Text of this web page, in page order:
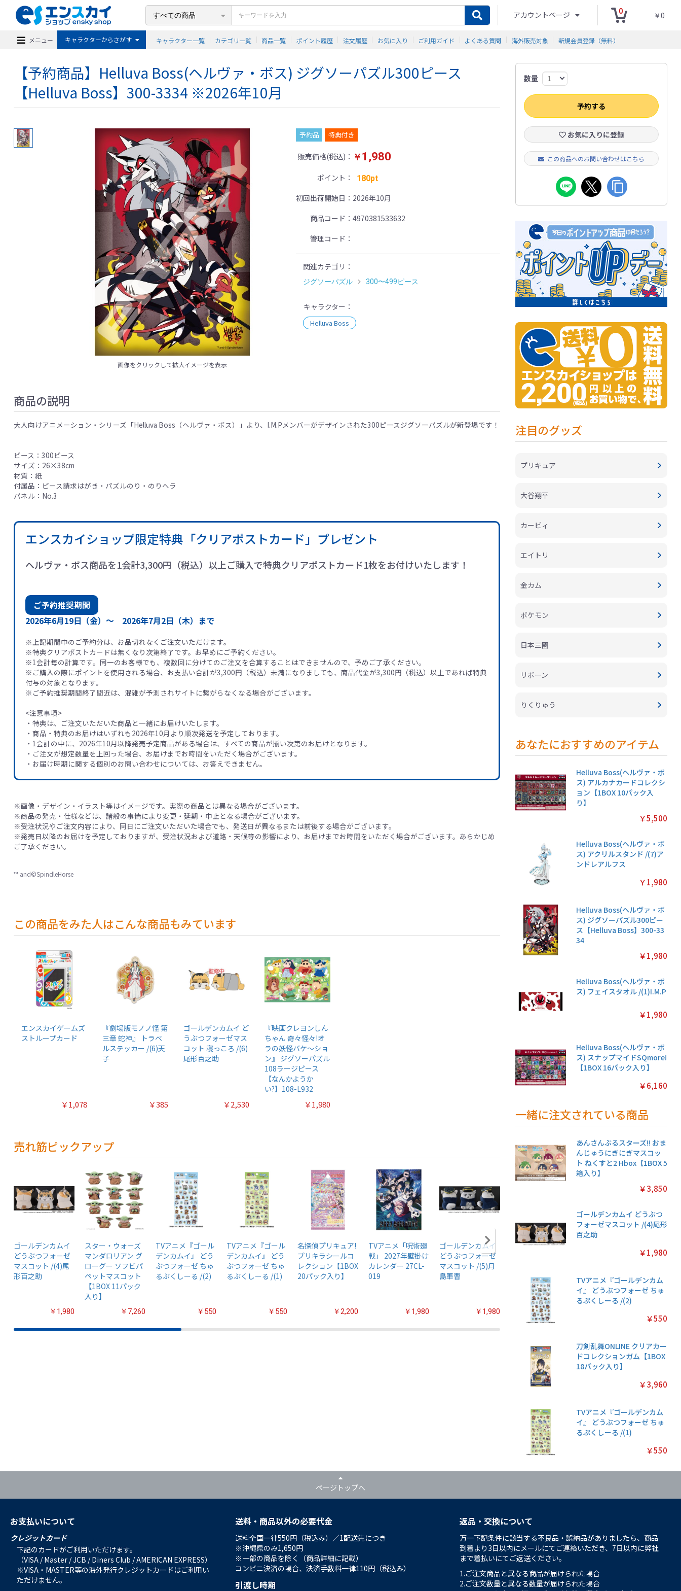
アカウントページ 0
￥0
メニュー キャラクターからさがす キャラクター一覧 カテゴリ一覧 商品一覧 ポイント履歴 注文履歴 お気に入り ご利用ガイド よくある質問 海外販売対象 新規会員登録（無料）
【予約商品】Helluva Boss(ヘルヴァ・ボス) ジグソーパズル300ピース
【Helluva Boss】300-3334 ※2026年10月
画像をクリックして拡大イメージを表示
予約品 特典付き
販売価格(税込) ￥1,980
ポイント 180pt
初回出荷開始日
2026年10月
商品コード
4970381533632
管理コード
関連カテゴリ
ジグソーパズル 300〜499ピース
キャラクター
Helluva Boss
商品の説明
大人向けアニメーション・シリーズ「Helluva Boss（ヘルヴァ・ボス）」より、I.M.Pメンバーがデザインされた300ピースジグソーパズルが新登場です！
ピース：300ピース
サイズ：26×38cm
材質：紙
付属品：ピース請求はがき・パズルのり・のりヘラ
パネル：No.3
エンスカイショップ限定特典「クリアポストカード」プレゼント
ヘルヴァ・ボス商品を1会計3,300円（税込）以上ご購入で特典クリアポストカード1枚をお付けいたします！
ご予約推奨期間
2026年6月19日（金）～ 2026年7月2日（木）まで
※上記期間中のご予約分は、お品切れなくご注文いただけます。
※特典クリアポストカードは無くなり次第終了です。お早めにご予約ください。
※1会計毎の計算です。同一のお客様でも、複数回に分けてのご注文を合算することはできませんので、予めご了承ください。
※ご購入の際にポイントを使用される場合、お支払い合計が3,300円（税込）未満になりましても、商品代金が3,300円（税込）以上であれば特典
付与の対象となります。
※ご予約推奨期間終了間近は、混雑が予測されサイトに繋がらなくなる場合がございます。
<注意事項>
・特典は、ご注文いただいた商品と一緒にお届けいたします。
・商品・特典のお届けはいずれも2026年10月より順次発送を予定しております。
・1会計の中に、2026年10月以降発売予定商品がある場合は、すべての商品が揃い次第のお届けとなります。
・ご注文が想定数量を上回った場合、お届けまでお時間をいただく場合がございます。
・お届け時期に関する個別のお問い合わせについては、お答えできません。
※画像・デザイン・イラスト等はイメージです。実際の商品とは異なる場合がございます。
※商品の発売・仕様などは、諸般の事情により変更・延期・中止となる場合がございます。
※受注状況やご注文内容により、同日にご注文いただいた場合でも、発送日が異なるまたは前後する場合がございます。
※発売日以降のお届けを予定しておりますが、受注状況および道路・天候等の影響により、お届けまでお時間をいただく場合がございます。あらかじめ
ご了承ください。
™ and©SpindleHorse
この商品をみた人はこんな商品もみています
エンスカイゲームズ
ストループカード
￥1,078
『劇場版モノノ怪 第
三章 蛇神』 トラベ
ルステッカー /(6)天
子
￥385
ゴールデンカムイ ど
うぶつフォーゼマス
コット 寝っころ /(6)
尾形百之助
￥2,530
『映画クレヨンしん
ちゃん 奇々怪々!オ
ラの妖怪バケ～ショ
ン』 ジグソーパズル
108ラージピース
【なんかようか
い?】108-L932
￥1,980
売れ筋ピックアップ
ゴールデンカムイ
どうぶつフォーゼ
マスコット /(4)尾
形百之助
￥1,980
スター・ウォーズ
マンダロリアン グ
ローグー ソフビパ
ペットマスコット
【1BOX 11パック
入り】
￥7,260
TVアニメ『ゴール
デンカムイ』 どう
ぶつフォーゼ ちゅ
るぷくしーる /(2)
￥550
TVアニメ『ゴール
デンカムイ』 どう
ぶつフォーゼ ちゅ
るぷくしーる /(1)
￥550
名探偵プリキュア!
プリキラシールコ
レクション【1BOX
20パック入り】
￥2,200
TVアニメ「呪術廻
戦」 2027年壁掛け
カレンダー 27CL-
019
￥1,980
ゴールデンカムイ
どうぶつフォーゼ
マスコット /(5)月
島軍曹
￥1,980
アニメ『僕のヒー
と /(7)轟焦凍
￥2,200
入り】
クリア
常版◆【
パック
数量
予約する
お気に入りに登録
この商品へのお問い合わせはこちら
注目のグッズ
プリキュア
大谷翔平
カービィ
エイトリ
金カム
ポケモン
日本三國
リボーン
りくりゅう
あなたにおすすめのアイテム
Helluva Boss(ヘルヴァ・ボ
ス) アルカナカードコレクシ
ョン【1BOX 10パック入
り】
￥5,500
Helluva Boss(ヘルヴァ・ボ
ス) アクリルスタンド /(7)ア
ンドレアルフス
￥1,980
Helluva Boss(ヘルヴァ・ボ
ス) ジグソーパズル300ピー
ス【Helluva Boss】300-33
34
￥1,980
Helluva Boss(ヘルヴァ・ボ
ス) フェイスタオル /(1)I.M.P
￥1,980
Helluva Boss(ヘルヴァ・ボ
ス) スナップマイドSQmore!
【1BOX 16パック入り】
￥6,160
一緒に注文されている商品
あんさんぶるスターズ!! おま
んじゅうにぎにぎマスコッ
ト ねくすと2 Hbox【1BOX 5
箱入り】
￥3,850
ゴールデンカムイ どうぶつ
フォーゼマスコット /(4)尾形
百之助
￥1,980
TVアニメ『ゴールデンカム
イ』 どうぶつフォーゼ ちゅ
るぷくしーる /(2)
￥550
刀剣乱舞ONLINE クリアカー
ドコレクションガム【1BOX
18パック入り】
￥3,960
TVアニメ『ゴールデンカム
イ』 どうぶつフォーゼ ちゅ
るぷくしーる /(1)
￥550
ページトップへ
お支払いについて
クレジットカード
下記のカードがご利用いただけます。
（VISA / Master / JCB / Diners Club / AMERICAN EXPRESS）
※VISA・MASTER等の海外発行クレジットカードはご利用い
ただけません。
送料・商品以外の必要代金
送料全国一律550円（税込み）／1配送先につき
※沖縄県のみ1,650円
※一部の商品を除く（商品詳細に記載）
コンビニ決済の場合、決済手数料一律110円（税込み）
引渡し時期
返品・交換について
万一下記条件に該当する不良品・誤納品がありましたら、商品
到着より3日以内にメールにてご連絡いただき、7日以内に弊社
まで着払いにてご返送ください。
1.ご注文商品と異なる商品が届けられた場合
2.ご注文数量と異なる数量が届けられた場合